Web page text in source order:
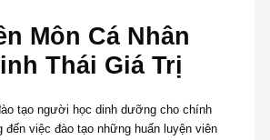
Môn Cá Nhân
Thái Giá Trị
tạo người học dinh dưỡng cho chính
việc đào tạo những huấn luyện viên